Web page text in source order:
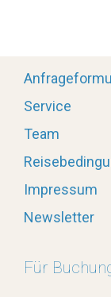
Service
Team
Impressum
Newsletter
Für